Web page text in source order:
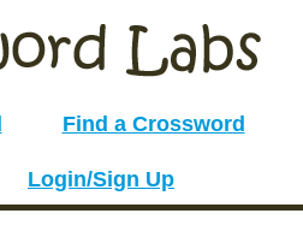
Find a Crossword
Login/Sign Up